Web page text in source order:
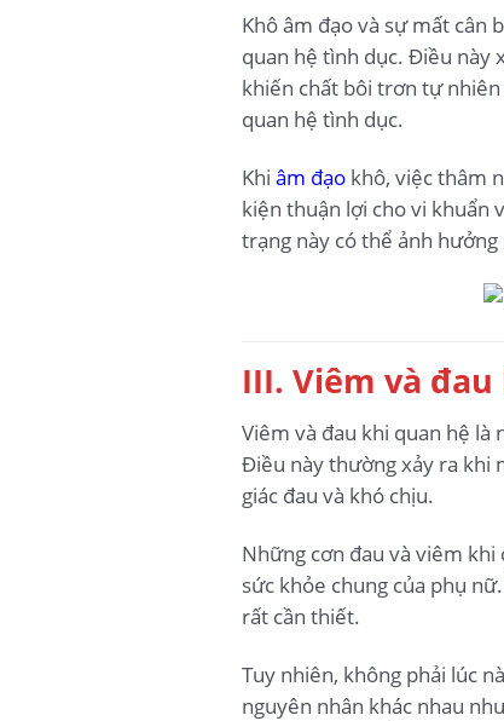
Khô âm đạo và sự mất cân
quan hệ tình dục. Điều này
khiến chất bôi trơn tự
quan hệ tình dục.
Khi âm đạokhô, việc thâm
kiện thuận lợi cho vi khuẩn
trạng này có thể ảnh
III. Viêm và
Viêm và đau khi quan hệ là
Điều này thường xảy ra khi
giác đau và khó chịu.
Những cơn đau và viêm khi
sức khỏe chung của phụ
rất cần thiết.
Tuy nhiên, không phải lúc
nguyên nhân khác nhau